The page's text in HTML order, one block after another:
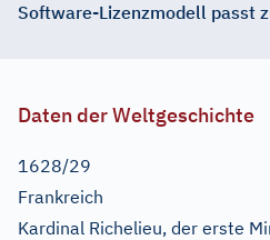
Software-Lizenzmodell passt
Daten der Weltgeschichte
1628/29
Frankreich
Kardinal Richelieu, der erste